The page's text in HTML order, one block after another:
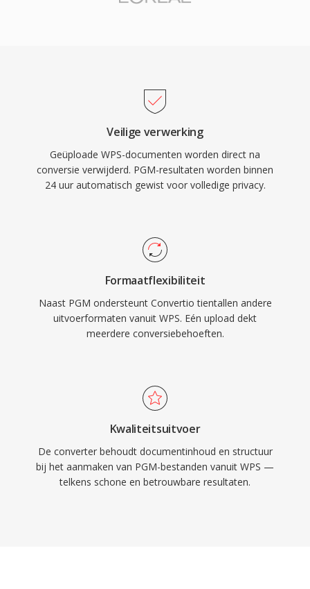
Veilige verwerking
Geüploade WPS-documenten worden direct na
conversie verwijderd. PGM-resultaten worden binnen
24 uur automatisch gewist voor volledige privacy.
Formaatflexibiliteit
Naast PGM ondersteunt Convertio tientallen andere
uitvoerformaten vanuit WPS. Eén upload dekt
meerdere conversiebehoeften.
Kwaliteitsuitvoer
De converter behoudt documentinhoud en structuur
bij het aanmaken van PGM-bestanden vanuit WPS —
telkens schone en betrouwbare resultaten.